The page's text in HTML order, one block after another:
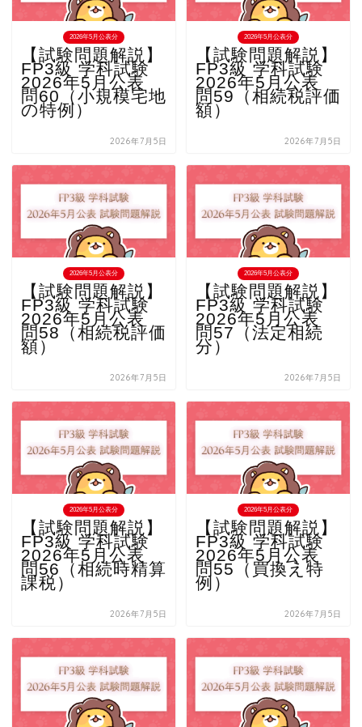
2026年5月公表分
【試験問題解説】
FP3級 学科試験
2026年5月公表
問60（小規模宅地
の特例）
2026年7月5日
2026年5月公表分
【試験問題解説】
FP3級 学科試験
2026年5月公表
問59（相続税評価
額）
2026年7月5日
2026年5月公表分
【試験問題解説】
FP3級 学科試験
2026年5月公表
問58（相続税評価
額）
2026年7月5日
2026年5月公表分
【試験問題解説】
FP3級 学科試験
2026年5月公表
問57（法定相続
分）
2026年7月5日
2026年5月公表分
【試験問題解説】
FP3級 学科試験
2026年5月公表
問56（相続時精算
課税）
2026年7月5日
2026年5月公表分
【試験問題解説】
FP3級 学科試験
2026年5月公表
問55（買換え特
例）
2026年7月5日